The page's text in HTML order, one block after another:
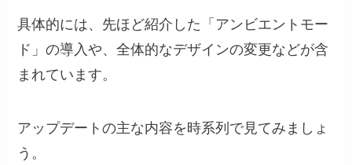
具体的には、先ほど紹介した「アンビエントモー
ド」の導入や、全体的なデザインの変更などが含
まれています。
アップデートの主な内容を時系列で見てみましょ
う。